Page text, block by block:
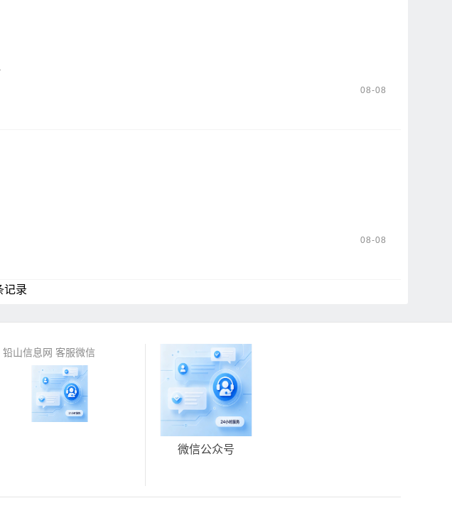
08-08
08-08
记录
铅山信息网 客服微信
微信公众号